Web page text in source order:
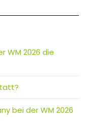
WM 2026 die
bei der WM 2026